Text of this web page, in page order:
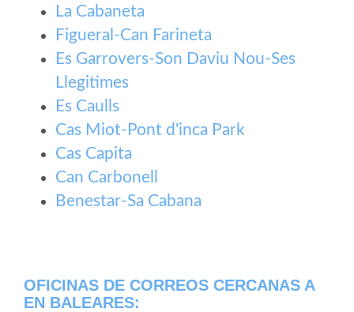
La Cabaneta
Figueral-Can Farineta
Es Garrovers-Son Daviu Nou-Ses
Llegitimes
Es Caulls
Cas Miot-Pont d'inca Park
Cas Capita
Can Carbonell
Benestar-Sa Cabana
OFICINAS DE CORREOS CERCANAS A
EN BALEARES: